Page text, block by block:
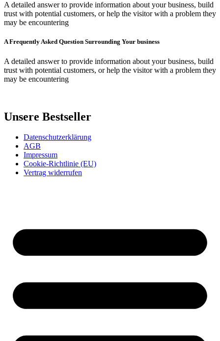
A detailed answer to provide information about your business, build
trust with potential customers, or help the visitor with a problem they
may be encountering
A Frequently Asked Question Surrounding Your business
A detailed answer to provide information about your business, build
trust with potential customers, or help the visitor with a problem they
may be encountering
Unsere Bestseller
Datenschutzerklärung
AGB
Impressum
Cookie-Richtlinie (EU)
Vertrag widerrufen